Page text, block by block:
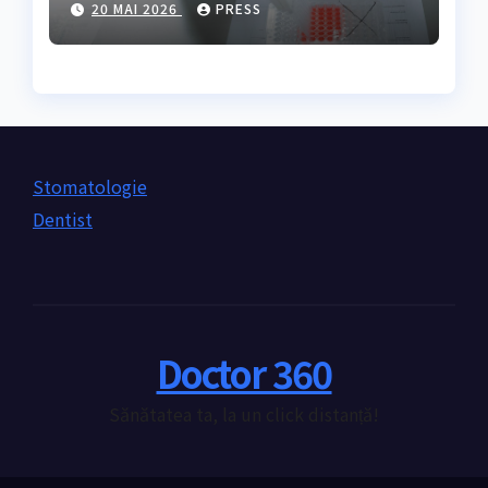
nevoie de ea?
20 MAI 2026 PRESS
Stomatologie
Dentist
Doctor 360